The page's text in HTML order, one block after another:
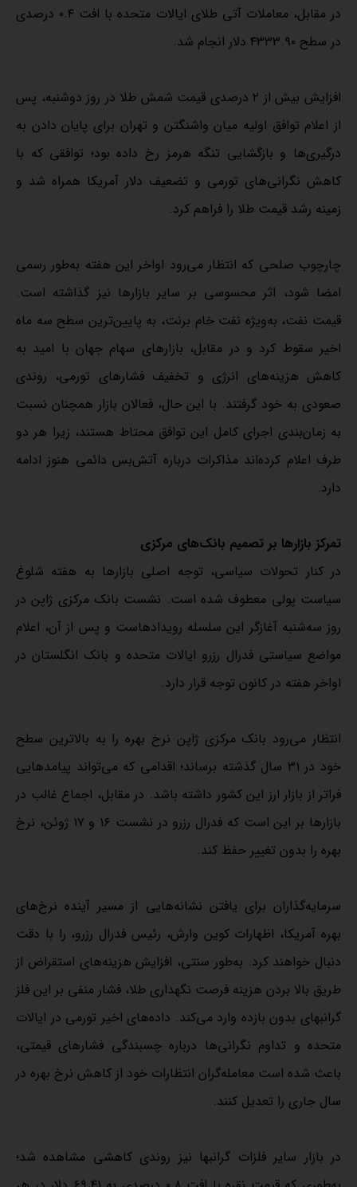
در مقابل، معاملات آتی طلای ایالات متحده با افت ۰.۴ درصدی
در سطح ۴۳۳۳.۹۰ دلار انجام شد.
افزایش بیش از ۲ درصدی قیمت شمش طلا در روز دوشنبه، پس
از اعلام توافق اولیه میان واشنگتن و تهران برای پایان دادن به
درگیری‌ها و بازگشایی تنگه هرمز رخ داده بود؛ توافقی که با
کاهش نگرانی‌های تورمی و تضعیف دلار آمریکا همراه شد و
زمینه رشد قیمت طلا را فراهم کرد.
چارچوب صلحی که انتظار می‌رود اواخر این هفته به‌طور رسمی
امضا شود، اثر محسوسی بر سایر بازارها نیز گذاشته است.
قیمت نفت، به‌ویژه نفت خام برنت، به پایین‌ترین سطح سه ماه
اخیر سقوط کرد و در مقابل، بازارهای سهام جهان با امید به
کاهش هزینه‌های انرژی و تخفیف فشارهای تورمی، روندی
صعودی به خود گرفتند. با این حال، فعالان بازار همچنان نسبت
به زمان‌بندی اجرای کامل این توافق محتاط هستند، زیرا هر دو
طرف اعلام کرده‌اند مذاکرات درباره آتش‌بس دائمی هنوز ادامه
دارد.
تمرکز بازارها بر تصمیم بانک‌های مرکزی
در کنار تحولات سیاسی، توجه اصلی بازارها به هفته شلوغ
سیاست پولی معطوف شده است. نشست بانک مرکزی ژاپن در
روز سه‌شنبه آغازگر این سلسله رویدادهاست و پس از آن، اعلام
مواضع سیاستی فدرال رزرو ایالات متحده و بانک انگلستان در
اواخر هفته در کانون توجه قرار دارد.
انتظار می‌رود بانک مرکزی ژاپن نرخ بهره را به بالاترین سطح
خود در ۳۱ سال گذشته برساند؛ اقدامی که می‌تواند پیامدهایی
فراتر از بازار ارز این کشور داشته باشد. در مقابل، اجماع غالب در
بازارها بر این است که فدرال رزرو در نشست ۱۶ و ۱۷ ژوئن، نرخ
بهره را بدون تغییر حفظ کند.
سرمایه‌گذاران برای یافتن نشانه‌هایی از مسیر آینده نرخ‌های
بهره آمریکا، اظهارات کوین وارش، رئیس فدرال رزرو، را با دقت
دنبال خواهند کرد. به‌طور سنتی، افزایش هزینه‌های استقراض از
طریق بالا بردن هزینه فرصت نگهداری طلا، فشار منفی بر این فلز
گرانبهای بدون بازده وارد می‌کند. داده‌های اخیر تورمی در ایالات
متحده و تداوم نگرانی‌ها درباره چسبندگی فشارهای قیمتی،
باعث شده است معامله‌گران انتظارات خود از کاهش نرخ بهره در
سال جاری را تعدیل کنند.
در بازار سایر فلزات گرانبها نیز روندی کاهشی مشاهده شد؛